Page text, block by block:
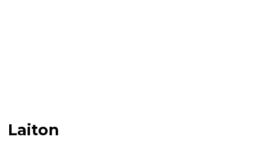
Laiton